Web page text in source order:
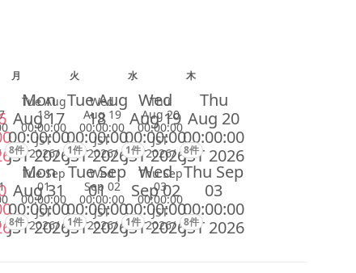
月 火 水 木
Mon
Aug 17
00:00:00
JST 2026
8件
Tue Aug
18
00:00:00
JST
2026/
Tue Aug
18
00:00:00
JST 2026
1件
Wed
Aug 19
00:00:00
JST
2026/
Wed
Aug 19
00:00:00
JST 2026
1件
Thu
Aug 20
00:00:00
JST
2026/
Thu
Aug 20
00:00:00
JST 2026
8件
Mon
Aug 31
00:00:00
JST 2026
8件
Tue Sep
01
00:00:00
JST
2026/
Tue Sep
01
00:00:00
JST 2026
1件
Wed
Sep 02
00:00:00
JST
2026/
Wed
Sep 02
00:00:00
JST 2026
1件
Thu Sep
03
00:00:00
JST
2026/
Thu Sep
03
00:00:00
JST 2026
8件